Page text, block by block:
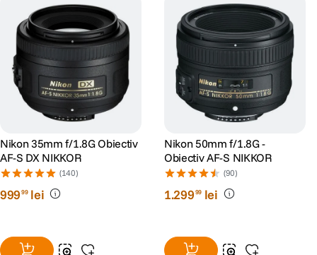
Nikon 35mm f/1.8G Obiectiv
AF-S DX NIKKOR
(140)
99999 lei
Nikon 50mm f/1.8G -
Obiectiv AF-S NIKKOR
(90)
1.29999 lei